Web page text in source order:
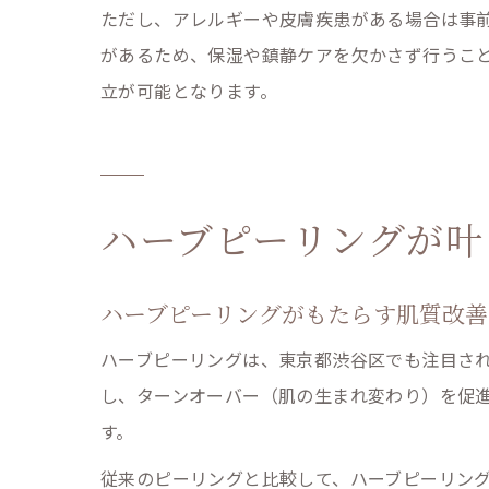
ただし、アレルギーや皮膚疾患がある場合は
があるため、保湿や鎮静ケアを欠かさず行うこ
立が可能となります。
ハーブピーリングが
ハーブピーリングがもたらす肌質改
ハーブピーリングは、東京都渋谷区でも注目さ
し、ターンオーバー（肌の生まれ変わり）を
す。
従来のピーリングと比較して、ハーブピーリン